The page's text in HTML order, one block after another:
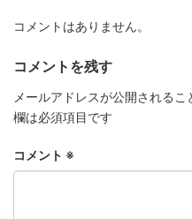
コメントはありません。
コメントを残す
メールアドレスが公開されるこ
欄は必須項目です
コメント ※